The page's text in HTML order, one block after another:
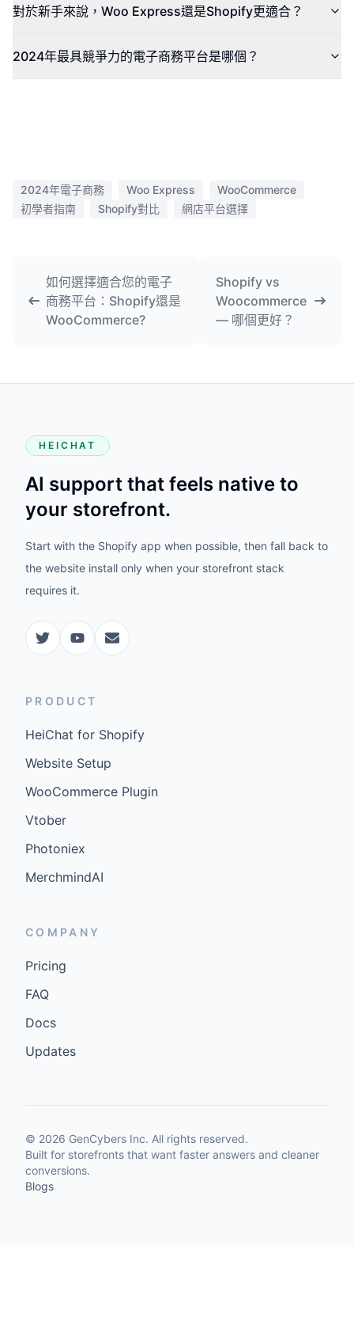
對於新手來說，Woo Express還是Shopify更適合？
2024年最具競爭力的電子商務平台是哪個？
2024年電子商務 Woo Express
WooCommerce
初學者指南
Shopify對比 網店平台選擇
如何選擇適合您的電子
商務平台：Shopify還是
WooCommerce?
Shopify vs
Woocommerce
— 哪個更好？
HEICHAT
AI support that feels native to
your storefront.
Start with the Shopify app when possible, then fall back to
the website install only when your storefront stack
requires it.
PRODUCT
HeiChat for Shopify
Website Setup
WooCommerce Plugin
Vtober
Photoniex
MerchmindAI
COMPANY
Pricing
FAQ
Docs
Updates
© 2026 GenCybers Inc. All rights reserved.
Built for storefronts that want faster answers and cleaner
conversions.
Blogs